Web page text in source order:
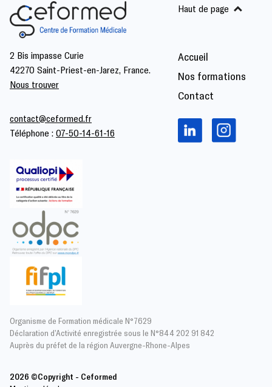
2 Bis impasse Curie
42270 Saint-Priest-en-Jarez, France.
Nous trouver
Organisme de Formation médicale N°7629
Déclaration d’Activité enregistrée sous le N°844 202 91 842
Auprès du préfet de la région Auvergne-Rhone-Alpes
Accueil
Nos formations
Contact
Haut de page
contact@ceformed.fr
Téléphone : 07-50-14-61-16
2026 ©Copyright - Ceformed